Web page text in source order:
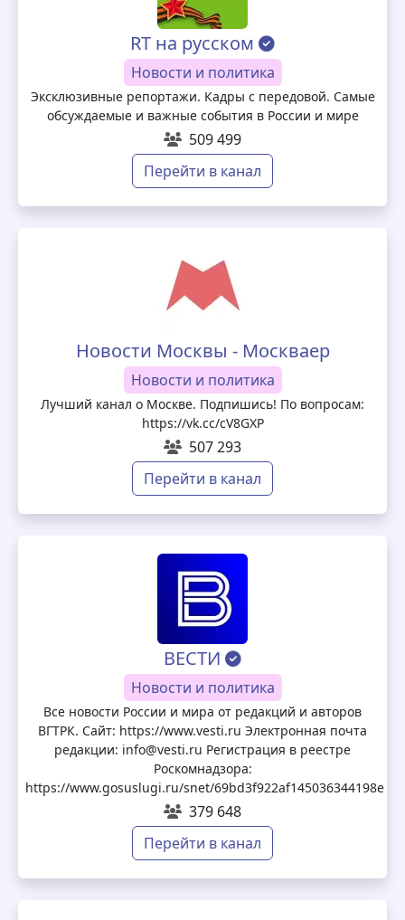
RT на русском
Новости и политика
Эксклюзивные репортажи. Кадры с передовой. Самые
обсуждаемые и важные события в России и мире
509 499
Перейти в канал
Новости Москвы - Москваер
Новости и политика
Лучший канал о Москве. Подпишись! По вопросам:
https://vk.cc/cV8GXP
507 293
Перейти в канал
ВЕСТИ
Новости и политика
Все новости России и мира от редакций и авторов
ВГТРК. Сайт: https://www.vesti.ru Электронная почта
редакции: info@vesti.ru Регистрация в реестре
Роскомнадзора:
https://www.gosuslugi.ru/snet/69bd3f922af145036344198e
379 648
Перейти в канал